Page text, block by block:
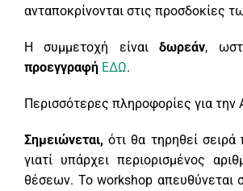
ανταποκρίνονται στις προσδοκίες
Η συμμετοχή είναιδωρεάν,
προεγγραφή ΕΔΩ.
Περισσότερες πληροφορίες για την
Σημειώνεται, ότι θα τηρηθεί σειρά
γιατί υπάρχει περιορισμένος
θέσεων. Το workshop απευθύνεται